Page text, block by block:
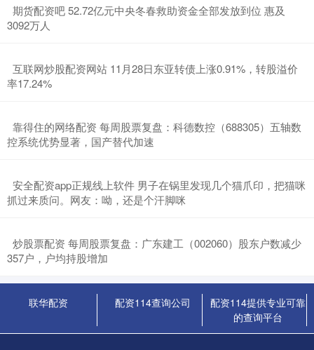
​期货配资吧 52.72亿元中央冬春救助资金全部发放到位 惠及
3092万人
​互联网炒股配资网站 11月28日东亚转债上涨0.91%，转股溢价
率17.24%
​靠得住的网络配资 每周股票复盘：科德数控（688305）五轴数
控系统优势显著，国产替代加速
​安全配资app正规线上软件 男子在锅里发现几个猫爪印，把猫咪
抓过来质问。网友：呦，还是个汗脚咪
​炒股票配资 每周股票复盘：广东建工（002060）股东户数减少
357户，户均持股增加
联华配资 配资114查询公司
配资114提供专业可靠
的查询平台